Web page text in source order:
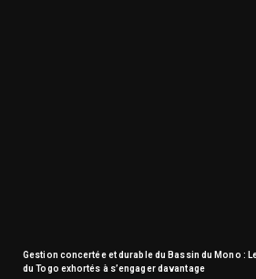
Gestion concertée et durable du Bassin du Mono :
du Togo exhortés à s’engager davantage